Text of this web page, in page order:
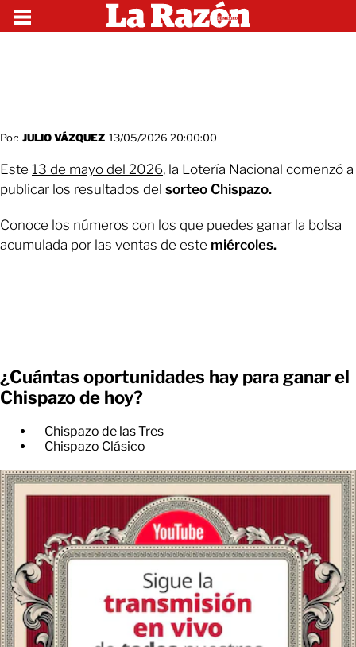
Por: JULIO VÁZQUEZ 13/05/2026 20:00:00
Este 13 de mayo del 2026, la Lotería Nacional comenzó a
publicar los resultados del sorteo Chispazo.
Conoce los números con los que puedes ganar la bolsa
acumulada por las ventas de este miércoles.
¿Cuántas oportunidades hay para ganar el
Chispazo de hoy?
Chispazo de las Tres
Chispazo Clásico